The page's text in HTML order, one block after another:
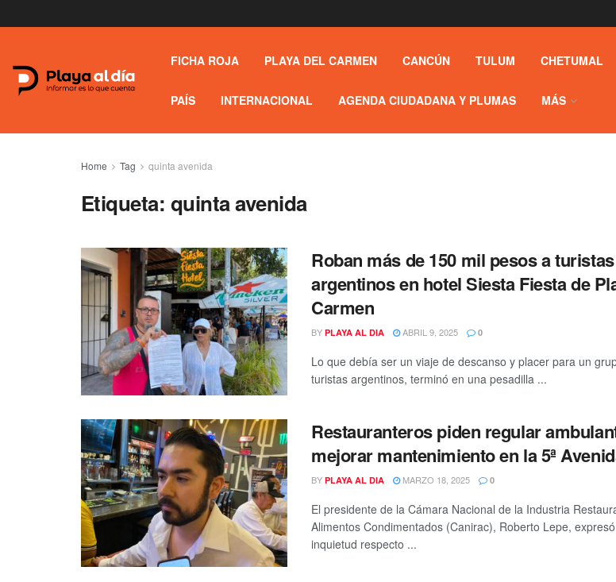
FICHA ROJA PLAYA DEL CARMEN CANCÚN TULUM CHETUMAL
PAÍS INTERNACIONAL AGENDA CIUDADANA Y PLUMAS MÁS
Home Tag quinta avenida
Etiqueta: quinta avenida
Roban más de 150 mil pesos a turistas
argentinos en hotel Siesta Fiesta de
Carmen
BY PLAYA AL DIA ABRIL 9, 2025 0
Lo que debía ser un viaje de descanso y placer para un
turistas argentinos, terminó en una pesadilla ...
Restauranteros piden regular
mejorar mantenimiento en la 5ª
BY PLAYA AL DIA MARZO 18, 2025 0
El presidente de la Cámara Nacional de la Industria
Alimentos Condimentados (Canirac), Roberto Lepe,
inquietud respecto ...